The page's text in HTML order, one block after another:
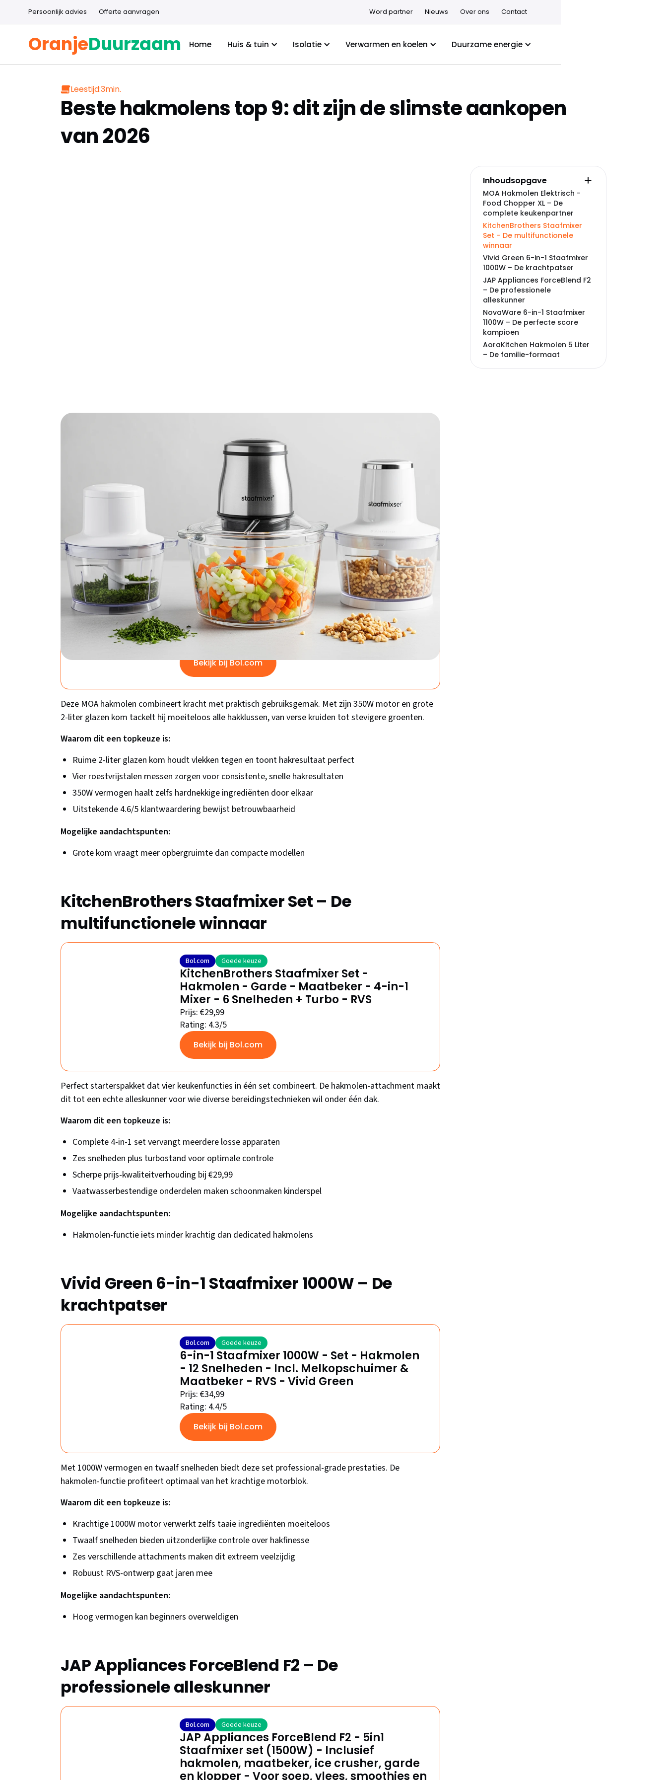
Persoonlijk advies Offerte aanvragen Word partner Nieuws Over ons Contact
OranjeDuurzaam Home Huis & tuin Isolatie Verwarmen en koelen Duurzame energie
Leestijd:3min.
Beste hakmolens top 9: dit zijn de slimste aankopen
van 2026
Zoek je de beste hakmolen zonder eindeloos te vergelijken? Wij hebben de 9 topmodellen van 2026
voor je geselecteerd en de belangrijkste plus- en minpunten op een rij gezet. Ontdek snel welke het
MOA Hakmolen Elektrisch - Food Chopper XL –
De complete keukenpartner
Bol.com Goede keuze
MOA Hakmolen Elektrisch - Food Chopper
XL - 350W - 2L Glazen Kom - Hakmolen
Elektrisch - 4 Messen - RVS
Prijs: €34,99
Rating: 4.6/5
Bekijk bij Bol.com
Deze MOA hakmolen combineert kracht met praktisch gebruiksgemak. Met zijn 350W motor en grote
2-liter glazen kom tackelt hij moeiteloos alle hakklussen, van verse kruiden tot stevigere groenten.
Waarom dit een topkeuze is:
Ruime 2-liter glazen kom houdt vlekken tegen en toont hakresultaat perfect
Vier roestvrijstalen messen zorgen voor consistente, snelle hakresultaten
350W vermogen haalt zelfs hardnekkige ingrediënten door elkaar
Uitstekende 4.6/5 klantwaardering bewijst betrouwbaarheid
Mogelijke aandachtspunten:
Grote kom vraagt meer opbergruimte dan compacte modellen
KitchenBrothers Staafmixer Set – De
multifunctionele winnaar
Bol.com Goede keuze
KitchenBrothers Staafmixer Set -
Hakmolen - Garde - Maatbeker - 4-in-1
Mixer - 6 Snelheden + Turbo - RVS
Prijs: €29,99
Rating: 4.3/5
Bekijk bij Bol.com
Perfect starterspakket dat vier keukenfuncties in één set combineert. De hakmolen-attachment maakt
dit tot een echte alleskunner voor wie diverse bereidingstechnieken wil onder één dak.
Waarom dit een topkeuze is:
Complete 4-in-1 set vervangt meerdere losse apparaten
Zes snelheden plus turbostand voor optimale controle
Scherpe prijs-kwaliteitverhouding bij €29,99
Vaatwasserbestendige onderdelen maken schoonmaken kinderspel
Mogelijke aandachtspunten:
Hakmolen-functie iets minder krachtig dan dedicated hakmolens
Vivid Green 6-in-1 Staafmixer 1000W – De
krachtpatser
Bol.com Goede keuze
6-in-1 Staafmixer 1000W - Set - Hakmolen
- 12 Snelheden - Incl. Melkopschuimer &
Maatbeker - RVS - Vivid Green
Prijs: €34,99
Rating: 4.4/5
Bekijk bij Bol.com
Met 1000W vermogen en twaalf snelheden biedt deze set professional-grade prestaties. De
hakmolen-functie profiteert optimaal van het krachtige motorblok.
Waarom dit een topkeuze is:
Krachtige 1000W motor verwerkt zelfs taaie ingrediënten moeiteloos
Twaalf snelheden bieden uitzonderlijke controle over hakfinesse
Zes verschillende attachments maken dit extreem veelzijdig
Robuust RVS-ontwerp gaat jaren mee
Mogelijke aandachtspunten:
Hoog vermogen kan beginners overweldigen
JAP Appliances ForceBlend F2 – De
professionele alleskunner
Bol.com Goede keuze
JAP Appliances ForceBlend F2 - 5in1
Staafmixer set (1500W) - Inclusief
hakmolen, maatbeker, ice crusher, garde
en klopper - Voor soep, vlees, smoothies en
Inhoudsopgave
MOA Hakmolen Elektrisch -
Food Chopper XL – De
complete keukenpartner
KitchenBrothers Staafmixer
Set – De multifunctionele
winnaar
Vivid Green 6-in-1 Staafmixer
1000W – De krachtpatser
JAP Appliances ForceBlend F2
– De professionele
alleskunner
NovaWare 6-in-1 Staafmixer
1100W – De perfecte score
kampioen
AoraKitchen Hakmolen 5 Liter
– De familie-formaat